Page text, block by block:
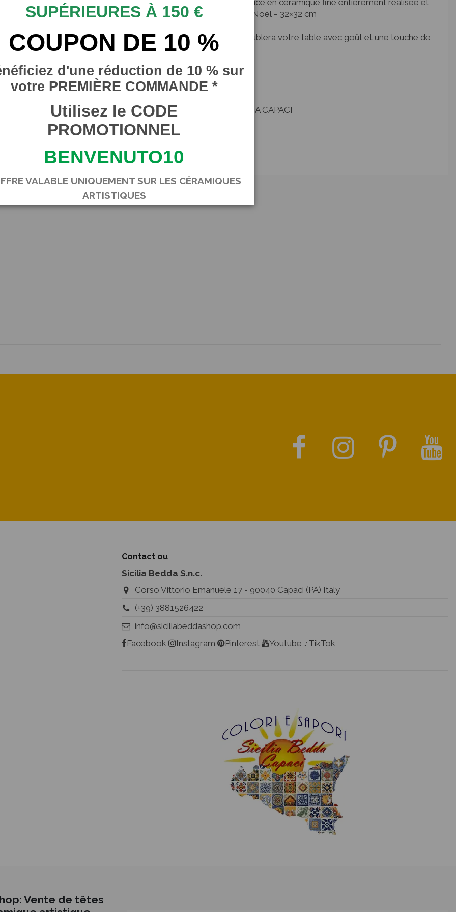
décorée à la main, décoration de Noël – 32×32 cm
Un objet de grande valeur qui meublera votre table avec goût et une touche de
magie !
Détails du produit
Nouvelle marque
SICILIA BEDDA CAPACI
En stock 1 Produit
Contact ou
Sicilia Bedda S.n.c.
Corso Vittorio Emanuele 17 - 90040 Capaci (PA) Italy
(+39) 3881526422
info@siciliabeddashop.com
Facebook
Instagram Pinterest Youtube ♪TikTok
Vente de têtes
SUPÉRIEURES À 150 €
COUPON DE 10 %
d'une réduction de 10 % sur
votre PREMIÈRE COMMANDE *
Utilisez le CODE
PROMOTIONNEL
BENVENUTO10
VALABLE UNIQUEMENT SUR LES CÉRAMIQUES
ARTISTIQUES